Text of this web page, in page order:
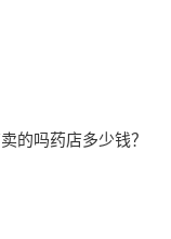
的吗药店多少钱？